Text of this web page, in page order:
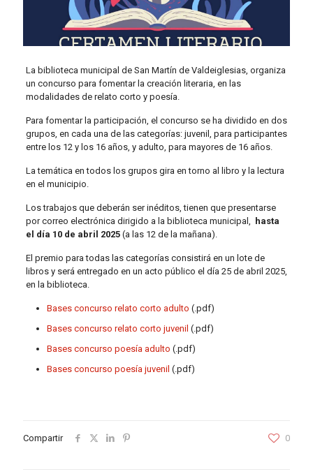
La biblioteca municipal de San Martín de Valdeiglesias, organiza
un concurso para fomentar la creación literaria, en las
modalidades de relato corto y poesía.
Para fomentar la participación, el concurso se ha dividido en dos
grupos, en cada una de las categorías: juvenil, para participantes
entre los 12 y los 16 años, y adulto, para mayores de 16 años.
La temática en todos los grupos gira en torno al libro y la lectura
en el municipio.
Los trabajos que deberán ser inéditos, tienen que presentarse
por correo electrónica dirigido a la biblioteca municipal,
hasta
el día 10 de abril 2025(a las 12 de la mañana).
El premio para todas las categorías consistirá en un lote de
libros y será entregado en un acto público el día 25 de abril 2025,
en la biblioteca.
Bases concurso relato corto adulto (.pdf)
Bases concurso relato corto juvenil (.pdf)
Bases concurso poesía adulto (.pdf)
Bases concurso poesía juvenil (.pdf)
Compartir 0